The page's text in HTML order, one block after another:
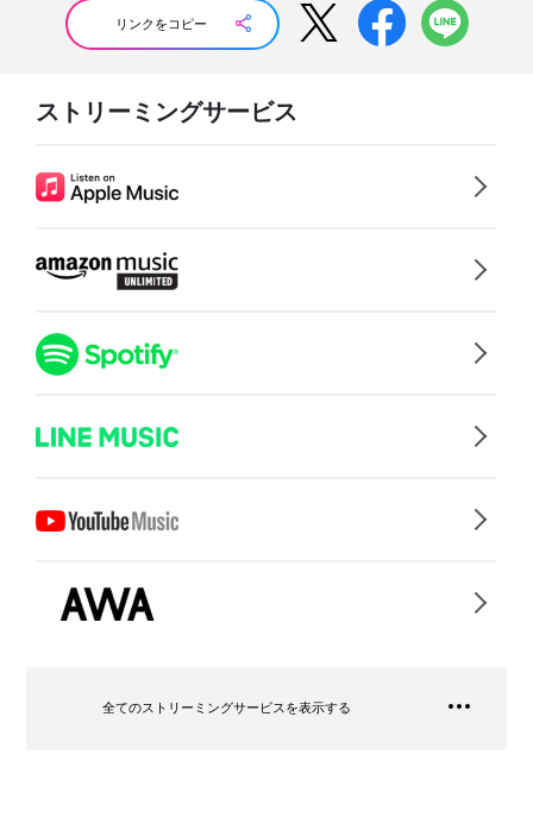
リンクをコピー
ストリーミングサービス
全てのストリーミングサービスを表示する